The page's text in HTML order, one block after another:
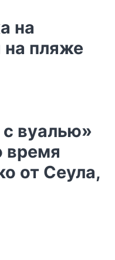
на
на пляже
вуалью»
время
от Сеула,